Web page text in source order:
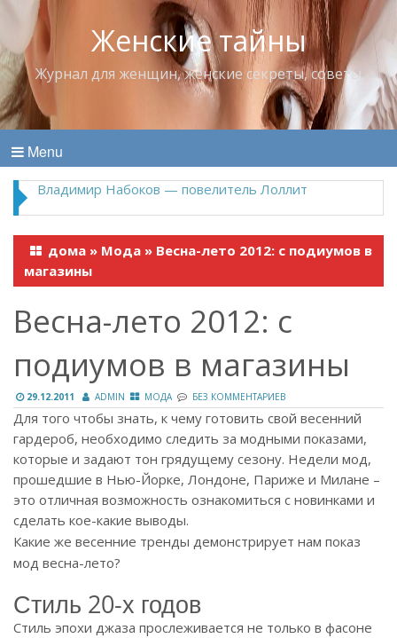
Женские тайны
Журнал для женщин, женские секреты, советы
Menu
Владимир Набоков — повелитель Лоллит
дома » Мода » Весна-лето 2012: с подиумов в
магазины
Весна-лето 2012: с
подиумов в магазины
29.12.2011 ADMIN МОДА БЕЗ КОММЕНТАРИЕВ
Для того чтобы знать, к чему готовить свой весенний
гардероб, необходимо следить за модными показами,
которые и задают тон грядущему сезону. Недели мод,
прошедшие в Нью-Йорке, Лондоне, Париже и Милане –
это отличная возможность ознакомиться с новинками и
сделать кое-какие выводы.
Какие же весенние тренды демонстрирует нам показ
мод весна-лето?
Стиль 20-х годов
Стиль эпохи джаза прослеживается не только в фасоне